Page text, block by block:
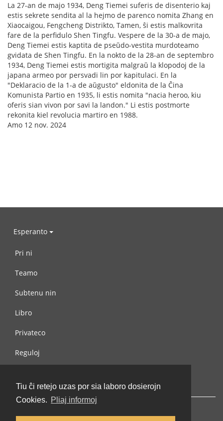
Tiu ĉi retejo uzas por sia laboro dosierojn
Cookies. Pliaj informoj
La 27-an de majo 1934, Deng Tiemei suferis de disenterio kaj
estis sekrete sendita al la hejmo de parenco nomita Zhang en
Xiaocaigou, Fengcheng Distrikto, Tamen, ŝi estis malkovrita
fare de la perfidulo Shen Tingfu. Vespere de la 30-a de majo,
Deng Tiemei estis kaptita de pseŭdo-vestita murdoteamo
gvidata de Shen Tingfu. En la nokto de la 28-an de septembro
1934, Deng Tiemei estis mortigita malgraŭ la klopodoj de la
japana armeo por persvadi lin por kapitulaci. En la
"Deklaracio de la 1-a de aŭgusto" eldonita de la Ĉina
Komunista Partio en 1935, li estis nomita "nacia heroo, kiu
oferis sian vivon por savi la landon." Li estis postmorte
rekonita kiel revolucia martiro en 1988.
Amo 12 nov. 2024
Esperanto
Pri ni
Teamo
Subtenu nin
Libro
Privateco
Reguloj